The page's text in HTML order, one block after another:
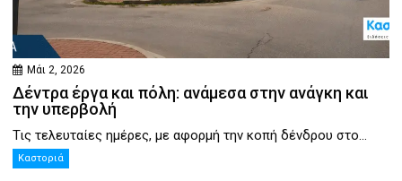
Μάι 2, 2026
Δέντρα έργα και πόλη: ανάμεσα στην ανάγκη και
την υπερβολή
Τις τελευταίες ημέρες, με αφορμή την κοπή δένδρου στο...
Καστοριά